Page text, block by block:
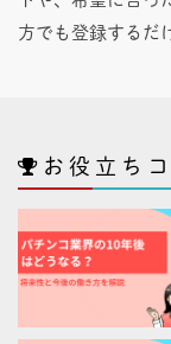
方でも登録するだ
お役立ち